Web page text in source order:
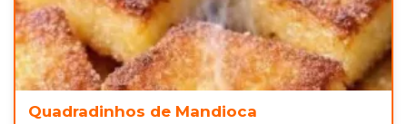
Quadradinhos de Mandioca